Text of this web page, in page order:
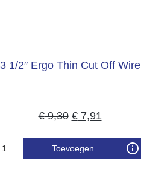
3 1/2″ Ergo Thin Cut Off Wire
€9,30 €7,91
Toevoegen